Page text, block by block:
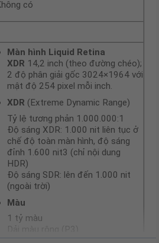
có
Màn hình Liquid Retina
XDR 14,2 inch (theo đường chéo);
2 độ phân giải gốc 3024×1964 với
mật độ 254 pixel mỗi inch.
XDR (Extreme Dynamic Range)
Tỷ lệ tương phản 1.000.000:1
Độ sáng XDR: 1.000 nit liên tục ở
chế độ toàn màn hình, độ sáng
đỉnh 1.600 nit3 (chỉ nội dung
HDR)
Độ sáng SDR: lên đến 1.000 nit
(ngoài trời)
Màu
1 tỷ màu
Công nghệ True Tone